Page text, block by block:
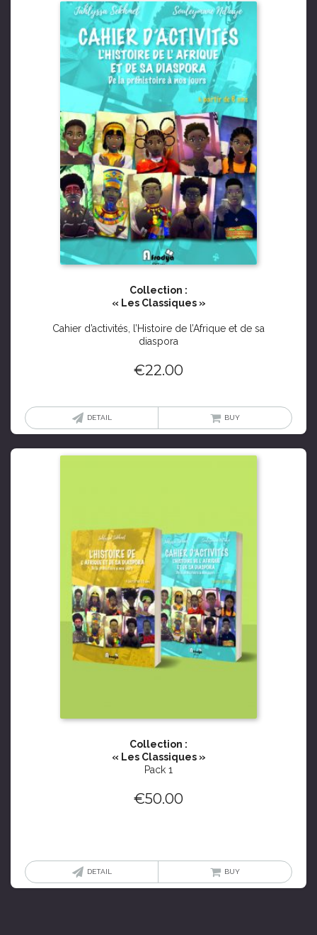
Collection :
« Les Classiques »
Cahier d’activités, l’Histoire de l’Afrique et de sa
diaspora
€22.00
DETAIL BUY
Collection :
« Les Classiques »
Pack 1
€50.00
DETAIL BUY